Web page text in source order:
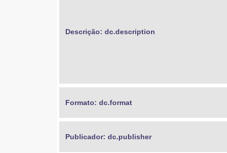
Descrição: dc.description
Formato: dc.format
Publicador: dc.publisher